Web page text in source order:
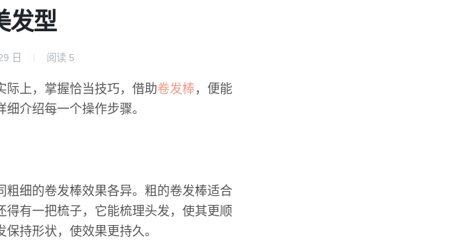
发型
日 阅读 5
际上，掌握恰当技巧，借助卷发棒 ，便能
介绍每一个操作步骤。
细的卷发棒效果各异。粗的卷发棒适合
有一把梳子，它能梳理头发，使其更顺
持形状，使效果更持久。